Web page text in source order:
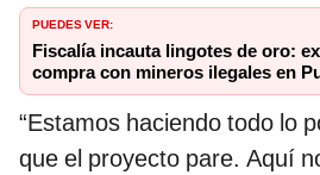
PUEDES VER:
Fiscalía incauta lingotes de oro:
compra con mineros ilegales en
“Estamos haciendo todo lo
que el proyecto pare. Aquí